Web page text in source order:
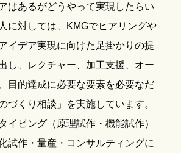
はあるがどうやって実現したらい
に対しては、KMGでヒアリングや
イデア実現に向けた足掛かりの提
し、レクチャー、加工支援、オー
目的達成に必要な要素を必要なだ
づくり相談」を実施しています。
イピング（原理試作・機能試作）
試作・量産・コンサルティングに